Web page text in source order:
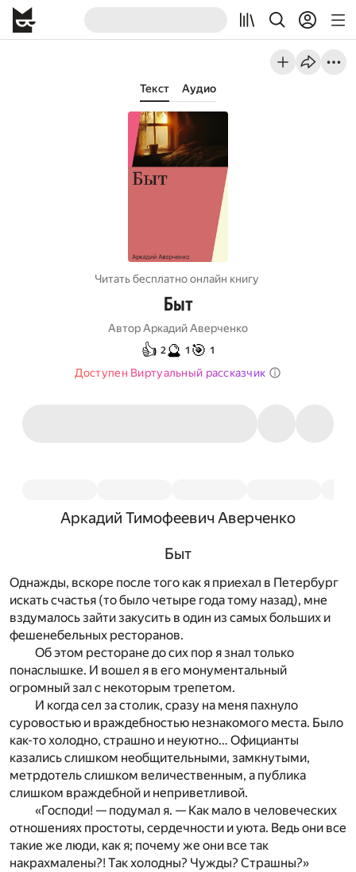
Текст Аудио
Читать бесплатно онлайн книгу
Быт
АвторАркадий Аверченко
👍 2🔮 1 🎯 1
Доступен Виртуальный рассказчик
Аркадий Тимофеевич Аверченко
Быт
Однажды, вскоре после того как я приехал в Петербург
искать счастья (то было четыре года тому назад), мне
вздумалось зайти закусить в один из самых больших и
фешенебельных ресторанов.
Об этом ресторане до сих пор я знал только
понаслышке. И вошел я в его монументальный
огромный зал с некоторым трепетом.
И когда сел за столик, сразу на меня пахнуло
суровостью и враждебностью незнакомого места. Было
как-то холодно, страшно и неуютно… Официанты
казались слишком необщительными, замкнутыми,
метрдотель слишком величественным, а публика
слишком враждебной и неприветливой.
«Господи! — подумал я. — Как мало в человеческих
отношениях простоты, сердечности и уюта. Ведь они все
такие же люди, как я; почему же они все так
накрахмалены?! Так холодны? Чужды? Страшны?»